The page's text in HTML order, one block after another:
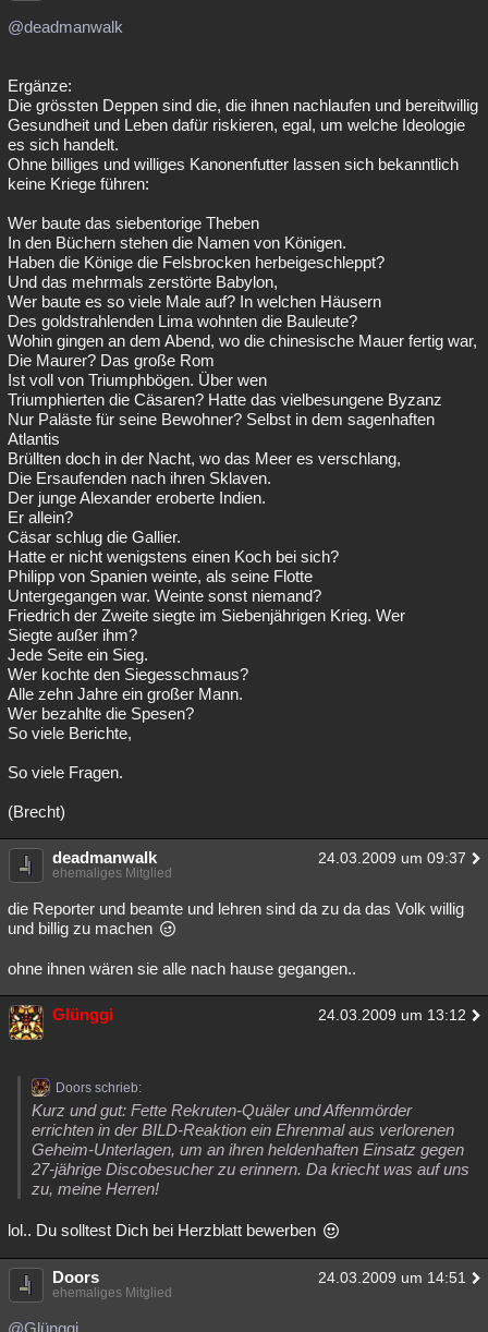
@deadmanwalk
Ergänze:
Die grössten Deppen sind die, die ihnen nachlaufen und bereitwillig
Gesundheit und Leben dafür riskieren, egal, um welche Ideologie
es sich handelt.
Ohne billiges und williges Kanonenfutter lassen sich bekanntlich
keine Kriege führen:
Wer baute das siebentorige Theben
In den Büchern stehen die Namen von Königen.
Haben die Könige die Felsbrocken herbeigeschleppt?
Und das mehrmals zerstörte Babylon,
Wer baute es so viele Male auf? In welchen Häusern
Des goldstrahlenden Lima wohnten die Bauleute?
Wohin gingen an dem Abend, wo die chinesische Mauer fertig war,
Die Maurer? Das große Rom
Ist voll von Triumphbögen. Über wen
Triumphierten die Cäsaren? Hatte das vielbesungene Byzanz
Nur Paläste für seine Bewohner? Selbst in dem sagenhaften
Atlantis
Brüllten doch in der Nacht, wo das Meer es verschlang,
Die Ersaufenden nach ihren Sklaven.
Der junge Alexander eroberte Indien.
Er allein?
Cäsar schlug die Gallier.
Hatte er nicht wenigstens einen Koch bei sich?
Philipp von Spanien weinte, als seine Flotte
Untergegangen war. Weinte sonst niemand?
Friedrich der Zweite siegte im Siebenjährigen Krieg. Wer
Siegte außer ihm?
Jede Seite ein Sieg.
Wer kochte den Siegesschmaus?
Alle zehn Jahre ein großer Mann.
Wer bezahlte die Spesen?
So viele Berichte,
So viele Fragen.
(Brecht)
deadmanwalk 24.03.2009 um 09:37
ehemaliges Mitglied
die Reporter und beamte und lehren sind da zu da das Volk willig
und billig zu machen
ohne ihnen wären sie alle nach hause gegangen..
Glünggi 24.03.2009 um 13:12
Doors schrieb:
Kurz und gut: Fette Rekruten-Quäler und Affenmörder
errichten in der BILD-Reaktion ein Ehrenmal aus verlorenen
Geheim-Unterlagen, um an ihren heldenhaften Einsatz gegen
27-jährige Discobesucher zu erinnern. Da kriecht was auf uns
zu, meine Herren!
lol.. Du solltest Dich bei Herzblatt bewerben
Doors 24.03.2009 um 14:51
ehemaliges Mitglied
@Glünggi